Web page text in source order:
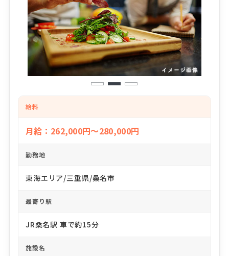
1 2 3
給料
月給：262,000円～280,000円
勤務地
東海エリア/三重県/桑名市
最寄り駅
JR桑名駅 車で約15分
施設名